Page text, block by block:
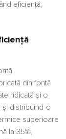
eficiență,
din fontă
ridicată și o
și distribuind-o
superioare
la 35%,